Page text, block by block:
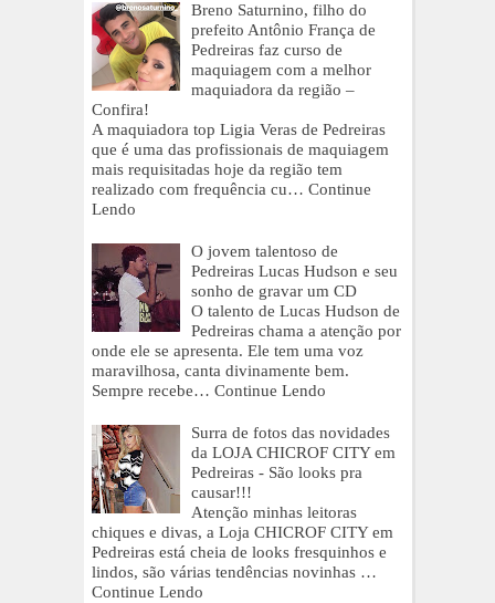
Breno Saturnino, filho do
prefeito Antônio França de
Pedreiras faz curso de
maquiagem com a melhor
maquiadora da região –
Confira!
A maquiadora top Ligia Veras de Pedreiras
que é uma das profissionais de maquiagem
mais requisitadas hoje da região tem
realizado com frequência cu… Continue
Lendo
O jovem talentoso de
Pedreiras Lucas Hudson e seu
sonho de gravar um CD
O talento de Lucas Hudson de
Pedreiras chama a atenção por
onde ele se apresenta. Ele tem uma voz
maravilhosa, canta divinamente bem.
Sempre recebe… Continue Lendo
Surra de fotos das novidades
da LOJA CHICROF CITY em
Pedreiras - São looks pra
causar!!!
Atenção minhas leitoras
chiques e divas, a Loja CHICROF CITY em
Pedreiras está cheia de looks fresquinhos e
lindos, são várias tendências novinhas …
Continue Lendo